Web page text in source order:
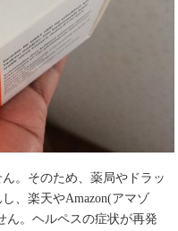
。そのため、薬局やドラッ
、楽天やAmazon(アマゾ
ん。ヘルペスの症状が再発